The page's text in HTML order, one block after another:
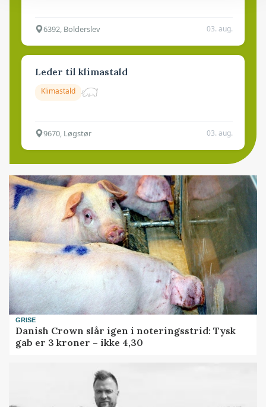
6392, Bolderslev 03. aug.
Leder til klimastald
Klimastald
9670, Løgstør 03. aug.
GRISE
Danish Crown slår igen i noteringsstrid: Tysk
gab er 3 kroner – ikke 4,30